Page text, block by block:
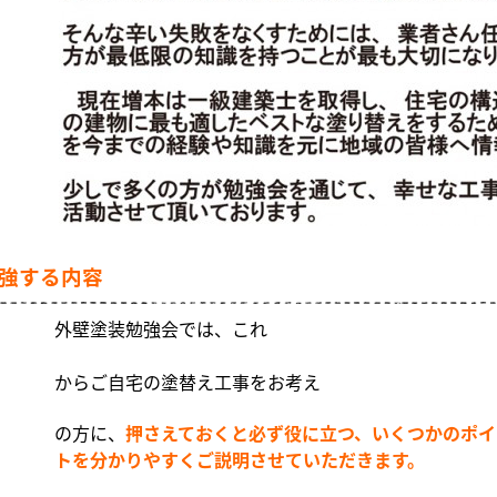
する内容
外壁塗装勉強会では、これ
からご自宅の塗替え工事をお考え
の方に、 押さえておくと必ず役に立つ、いくつかのポ
トを分かりやすくご説明させていただきます。